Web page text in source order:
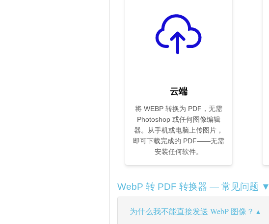
云端
将 WEBP 转换为 PDF，无需
Photoshop 或任何图像编辑
器。从手机或电脑上传图片，
即可下载完成的 PDF——无需
安装任何软件。
WebP 转 PDF 转换器 — 常见问题 ▼
为什么我不能直接发送 WebP 图像？